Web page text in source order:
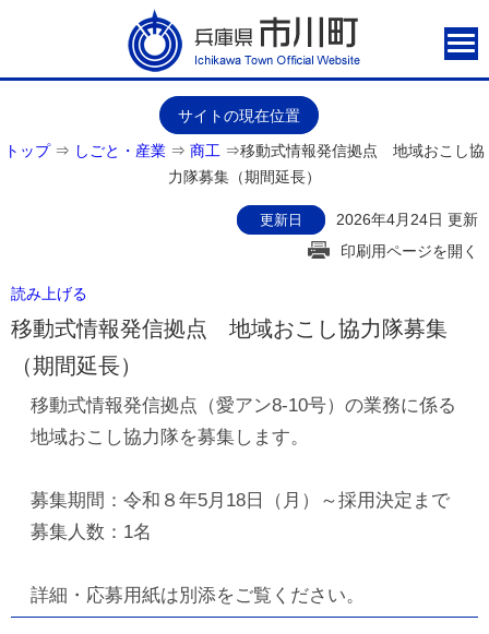
サイトの現在位置
トップ⇒ しごと・産業 ⇒ 商工 ⇒移動式情報発信拠点 地域おこし協
力隊募集（期間延長）
更新日
2026年4月24日 更新
印刷用ページを開く
読み上げる
移動式情報発信拠点 地域おこし協力隊募集
（期間延長）
移動式情報発信拠点（愛アン8-10号）の業務に係る
地域おこし協力隊を募集します。
募集期間：令和８年5月18日（月）～採用決定まで
募集人数：1名
詳細・応募用紙は別添をご覧ください。